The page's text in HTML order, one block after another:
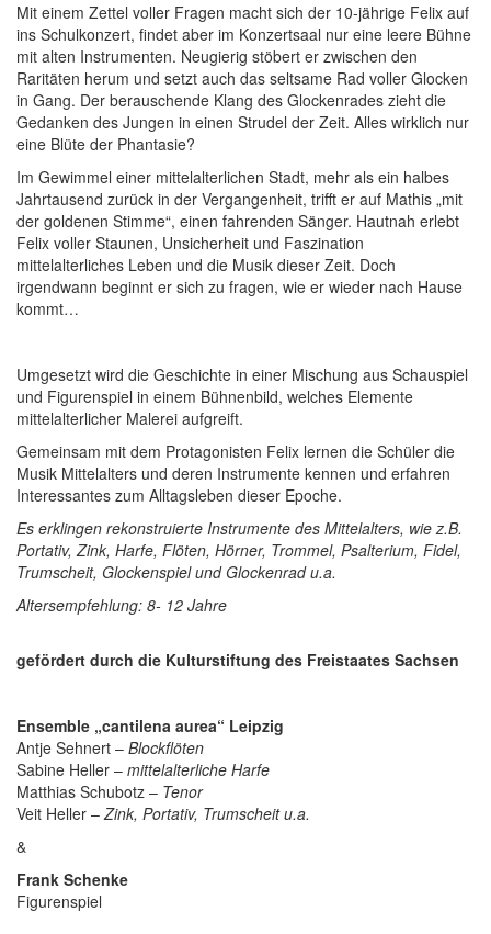
Mit einem Zettel voller Fragen macht sich der 10-jährige Felix auf
ins Schulkonzert, findet aber im Konzertsaal nur eine leere Bühne
mit alten Instrumenten. Neugierig stöbert er zwischen den
Raritäten herum und setzt auch das seltsame Rad voller Glocken
in Gang. Der berauschende Klang des Glockenrades zieht die
Gedanken des Jungen in einen Strudel der Zeit. Alles wirklich nur
eine Blüte der Phantasie?
Im Gewimmel einer mittelalterlichen Stadt, mehr als ein halbes
Jahrtausend zurück in der Vergangenheit, trifft er auf Mathis „mit
der goldenen Stimme“, einen fahrenden Sänger. Hautnah erlebt
Felix voller Staunen, Unsicherheit und Faszination
mittelalterliches Leben und die Musik dieser Zeit. Doch
irgendwann beginnt er sich zu fragen, wie er wieder nach Hause
kommt…
Umgesetzt wird die Geschichte in einer Mischung aus Schauspiel
und Figurenspiel in einem Bühnenbild, welches Elemente
mittelalterlicher Malerei aufgreift.
Gemeinsam mit dem Protagonisten Felix lernen die Schüler die
Musik Mittelalters und deren Instrumente kennen und erfahren
Interessantes zum Alltagsleben dieser Epoche.
Es erklingen rekonstruierte Instrumente des Mittelalters, wie z.B.
Portativ, Zink, Harfe, Flöten, Hörner, Trommel, Psalterium, Fidel,
Trumscheit, Glockenspiel und Glockenrad u.a.
Altersempfehlung: 8- 12 Jahre
gefördert durch die Kulturstiftung des Freistaates Sachsen
Ensemble „cantilena aurea“ Leipzig
Antje Sehnert – Blockflöten
Sabine Heller – mittelalterliche Harfe
Matthias Schubotz – Tenor
Veit Heller –Zink, Portativ, Trumscheit u.a.
&
Frank Schenke
Figurenspiel